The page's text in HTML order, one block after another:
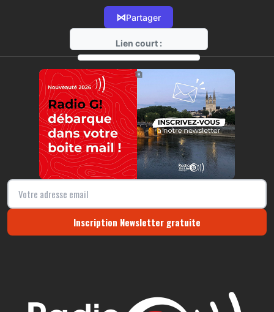
⋈Partager
Lien court :
https://radio-g.fr?11625
⧉
Inscription Newsletter gratuite